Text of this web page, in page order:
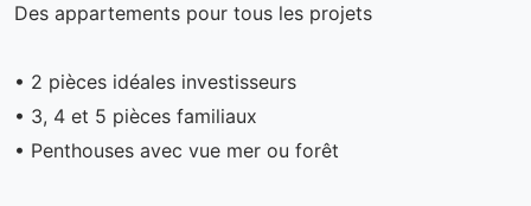
Des appartements pour tous les projets
• 2 pièces idéales investisseurs
• 3, 4 et 5 pièces familiaux
• Penthouses avec vue mer ou forêt